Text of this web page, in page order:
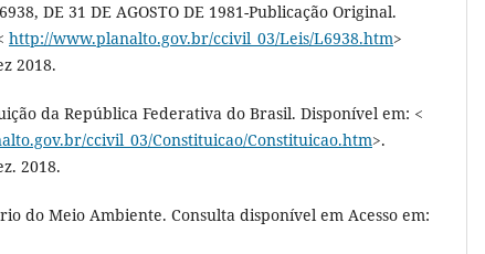
DE 31 DE AGOSTO DE 1981-Publicação Original.
http://www.planalto.gov.br/ccivil_03/Leis/L6938.htm>
2018.
da República Federativa do Brasil. Disponível em: <
ccivil_03/Constituicao/Constituicao.htm>.
2018.
do Meio Ambiente. Consulta disponível em Acesso em: